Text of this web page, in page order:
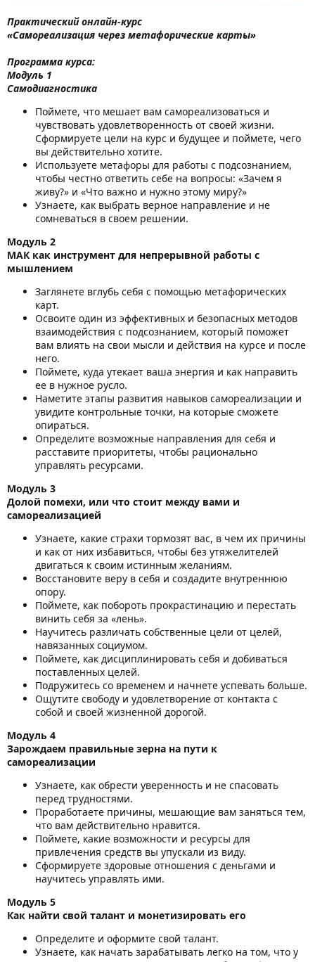
Практический онлайн-курс
«Самореализация через метафорические карты»
Программа курса:
Модуль 1
Самодиагностика
Поймете, что мешает вам самореализоваться и
чувствовать удовлетворенность от своей жизни.
Сформируете цели на курс и будущее и поймете, чего
вы действительно хотите.
Используете метафоры для работы с подсознанием,
чтобы честно ответить себе на вопросы: «Зачем я
живу?» и «Что важно и нужно этому миру?»
Узнаете, как выбрать верное направление и не
сомневаться в своем решении.
Модуль 2
МАК как инструмент для непрерывной работы с
мышлением
Заглянете вглубь себя с помощью метафорических
карт.
Освоите один из эффективных и безопасных методов
взаимодействия с подсознанием, который поможет
вам влиять на свои мысли и действия на курсе и после
него.
Поймете, куда утекает ваша энергия и как направить
ее в нужное русло.
Наметите этапы развития навыков самореализации и
увидите контрольные точки, на которые сможете
опираться.
Определите возможные направления для себя и
расставите приоритеты, чтобы рационально
управлять ресурсами.
Модуль 3
Долой помехи, или что стоит между вами и
самореализацией
Узнаете, какие страхи тормозят вас, в чем их причины
и как от них избавиться, чтобы без утяжелителей
двигаться к своим истинным желаниям.
Восстановите веру в себя и создадите внутреннюю
опору.
Поймете, как побороть прокрастинацию и перестать
винить себя за «лень».
Научитесь различать собственные цели от целей,
навязанных социумом.
Поймете, как дисциплинировать себя и добиваться
поставленных целей.
Подружитесь со временем и начнете успевать больше.
Ощутите свободу и удовлетворение от контакта с
собой и своей жизненной дорогой.
Модуль 4
Зарождаем правильные зерна на пути к
самореализации
Узнаете, как обрести уверенность и не спасовать
перед трудностями.
Проработаете причины, мешающие вам заняться тем,
что вам действительно нравится.
Поймете, какие возможности и ресурсы для
привлечения средств вы упускали из виду.
Сформируете здоровые отношения с деньгами и
научитесь управлять ими.
Модуль 5
Как найти свой талант и монетизировать его
Определите и оформите свой талант.
Узнаете, как начать зарабатывать легко на том, что у